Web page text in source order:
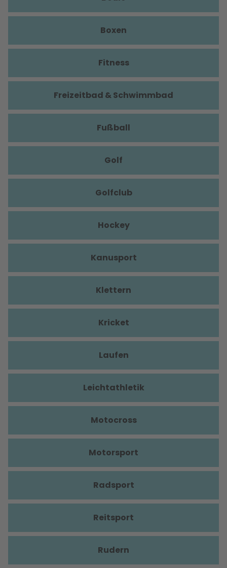
Boxen
Fitness
Freizeitbad & Schwimmbad
Fußball
Golf
Golfclub
Hockey
Kanusport
Klettern
Kricket
Laufen
Leichtathletik
Motocross
Motorsport
Radsport
Reitsport
Rudern